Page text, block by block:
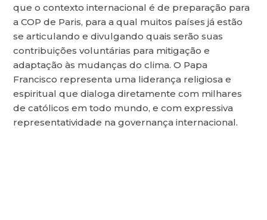
que o contexto internacional é de preparação para
a COP de Paris, para a qual muitos países já estão
se articulando e divulgando quais serão suas
contribuições voluntárias para mitigação e
adaptação às mudanças do clima. O Papa
Francisco representa uma liderança religiosa e
espiritual que dialoga diretamente com milhares
de católicos em todo mundo, e com expressiva
representatividade na governança internacional.